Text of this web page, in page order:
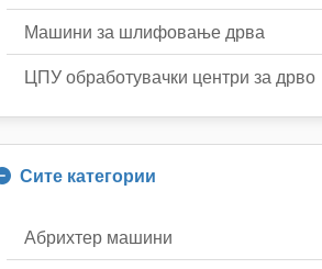
Машини за шлифовање дрва
ЦПУ обработувачки центри за дрво
Сите категории
Абрихтер машини